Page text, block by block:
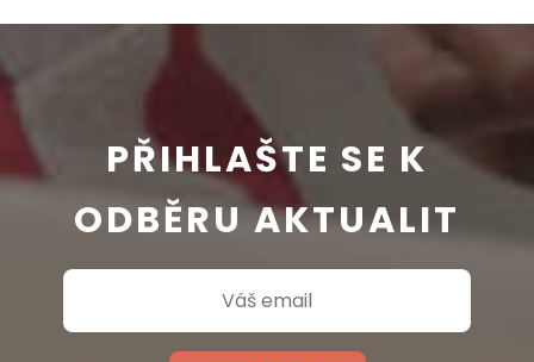
PŘIHLAŠTE SE K
ODBĚRU AKTUALIT